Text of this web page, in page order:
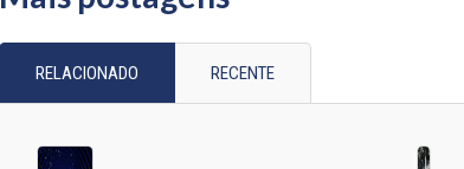
RELACIONADO RECENTE